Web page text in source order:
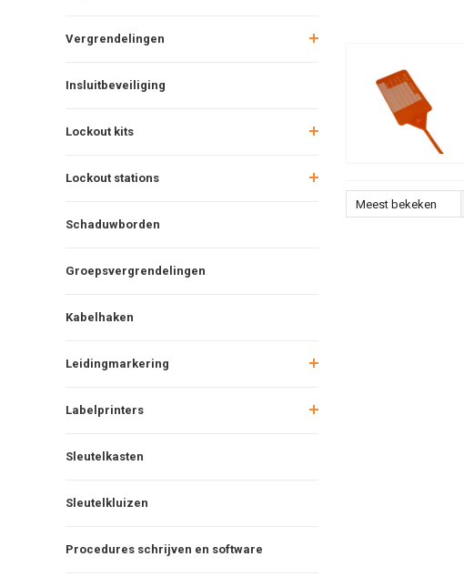
Vergrendelingen
Insluitbeveiliging
Lockout kits
Lockout stations
Schaduwborden
Groepsvergrendelingen
Kabelhaken
Leidingmarkering
Labelprinters
Sleutelkasten
Sleutelkluizen
Procedures schrijven en software
Meest bekeken